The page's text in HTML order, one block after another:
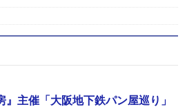
主催「大阪地下鉄パン屋巡り」